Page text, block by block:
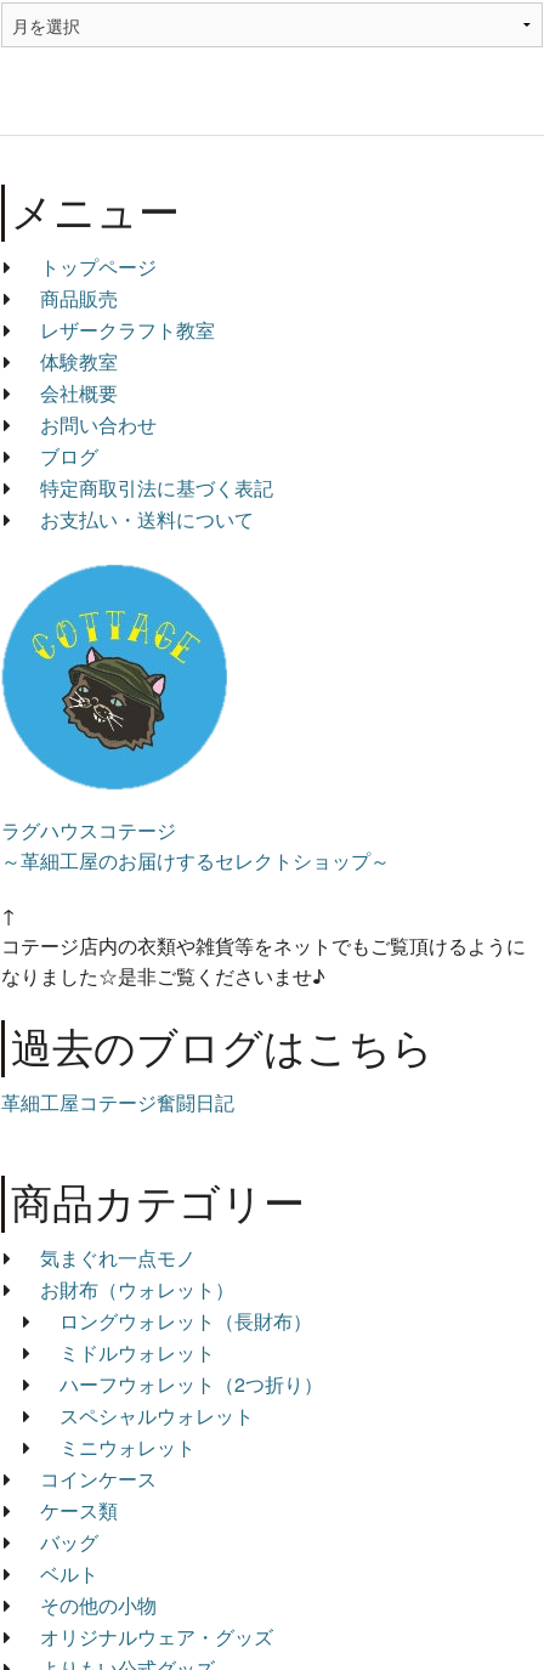
メニュー
トップページ
商品販売
レザークラフト教室
体験教室
会社概要
お問い合わせ
ブログ
特定商取引法に基づく表記
お支払い・送料について
ラグハウスコテージ
～革細工屋のお届けするセレクトショップ～
↑
コテージ店内の衣類や雑貨等をネットでもご覧頂けるように
なりました☆是非ご覧くださいませ♪
過去のブログはこちら
革細工屋コテージ奮闘日記
商品カテゴリー
気まぐれ一点モノ
お財布（ウォレット）
ロングウォレット（長財布）
ミドルウォレット
ハーフウォレット（2つ折り）
スペシャルウォレット
ミニウォレット
コインケース
ケース類
バッグ
ベルト
その他の小物
オリジナルウェア・グッズ